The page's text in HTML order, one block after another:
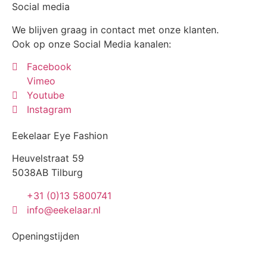
Social media
We blijven graag in contact met onze klanten.
Ook op onze Social Media kanalen:
Facebook
Vimeo
Youtube
Instagram
Eekelaar Eye Fashion
Heuvelstraat 59
5038AB Tilburg
+31 (0)13 5800741
info@eekelaar.nl
Openingstijden